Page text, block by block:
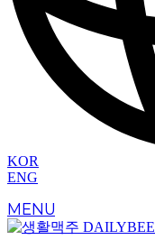
KOR
ENG
MENU